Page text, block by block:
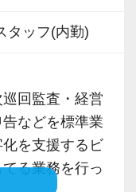
様も含めて
迎です。
」と言ってい
でしょうか。
せる方なら、
環境です。
タッフ(内勤)
回監査・経営
などを標準業
を支援するビ
る業務を行っ